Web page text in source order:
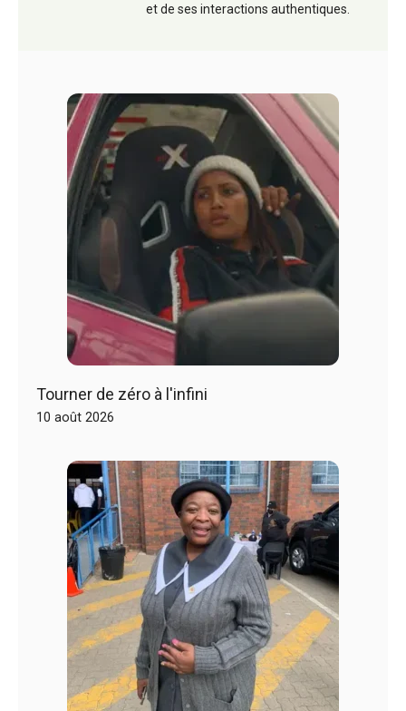
et de ses interactions authentiques.
Tourner de zéro à l'infini
10 août 2026